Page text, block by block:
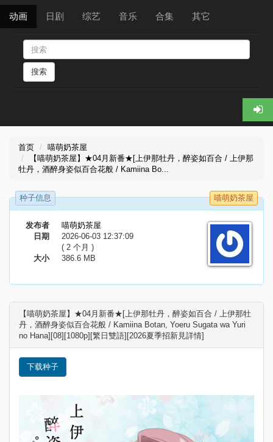
动画 日剧 综艺 音乐 合集 其它
搜索
首页
喵萌奶茶屋
【喵萌奶茶屋】★04月新番★[上伊那牡丹，醉姿如百合 / 上伊那
牡丹，酒醉身姿似百合花般 / Kamiina Bo...
种子信息 喵萌奶茶屋
发布者
喵萌奶茶屋
日期
2026-06-03 12:37:09
( 2 个月 )
大小
386.6 MB
【喵萌奶茶屋】★04月新番★[上伊那牡丹，醉姿如百合 / 上伊那牡
丹，酒醉身姿似百合花般 / Kamiina Botan, Yoeru Sugata wa Yuri
no Hana][08][1080p][繁日雙語][2026夏季招新見詳情]
下载种子